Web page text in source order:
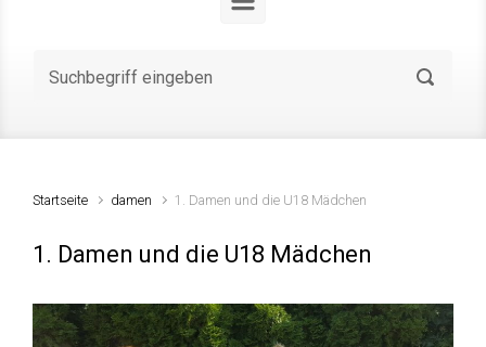
Startseite damen 1. Damen und die U18 Mädchen
1. Damen und die U18 Mädchen